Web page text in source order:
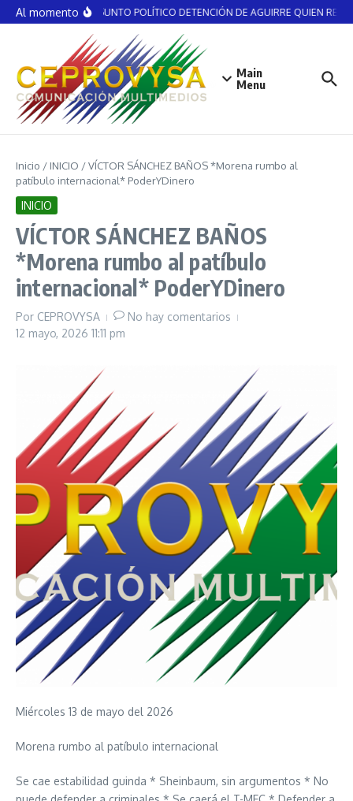
Saltar al contenido
Al momentoNO ES ASUNTO POLÍTICO DETENCIÓN DE AGUIRRE QUIEN
Main
Menu
Inicio / INICIO /VÍCTOR SÁNCHEZ BAÑOS *Morena rumbo al
patíbulo internacional* PoderYDinero
INICIO
VÍCTOR SÁNCHEZ BAÑOS
*Morena rumbo al patíbulo
internacional* PoderYDinero
Por CEPROVYSA
No hay comentarios
12 mayo, 2026 11:11 pm
Miércoles 13 de mayo del 2026
Morena rumbo al patíbulo internacional
Se cae estabilidad guinda * Sheinbaum, sin argumentos * No